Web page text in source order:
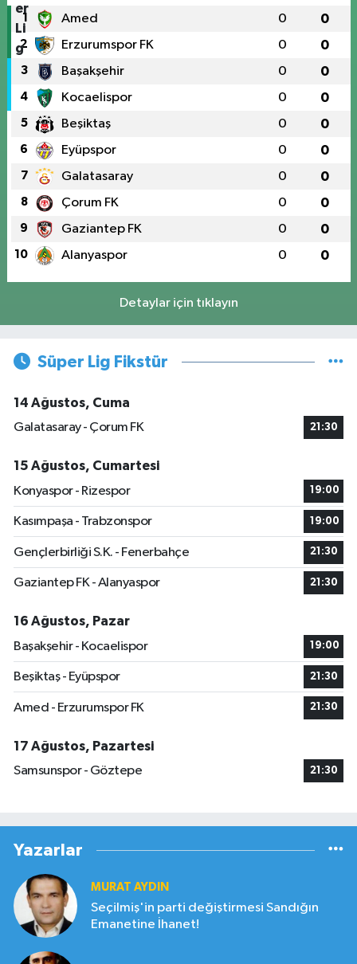
1 Amed 0 0
2 Erzurumspor FK 0 0
3 Başakşehir 0 0
4 Kocaelispor 0 0
5 Beşiktaş 0 0
6 Eyüpspor 0 0
7 Galatasaray 0 0
8 Çorum FK 0 0
9 Gaziantep FK 0 0
10 Alanyaspor 0 0
Detaylar için tıklayın
Süper Lig Fikstür
14 Ağustos, Cuma
Galatasaray - Çorum FK
21:30
15 Ağustos, Cumartesi
Konyaspor - Rizespor
19:00
Kasımpaşa - Trabzonspor 19:00
Gençlerbirliği S.K. - Fenerbahçe 21:30
Gaziantep FK - Alanyaspor 21:30
16 Ağustos, Pazar
Başakşehir - Kocaelispor
19:00
Beşiktaş - Eyüpspor 21:30
Amed - Erzurumspor FK 21:30
17 Ağustos, Pazartesi
Samsunspor - Göztepe
21:30
Yazarlar
MURAT AYDIN
Seçilmiş'in parti değiştirmesi Sandığın
Emanetine İhanet!